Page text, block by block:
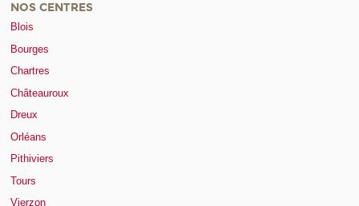
NOS CENTRES
Blois
Bourges
Chartres
Châteauroux
Dreux
Orléans
Pithiviers
Tours
Vierzon